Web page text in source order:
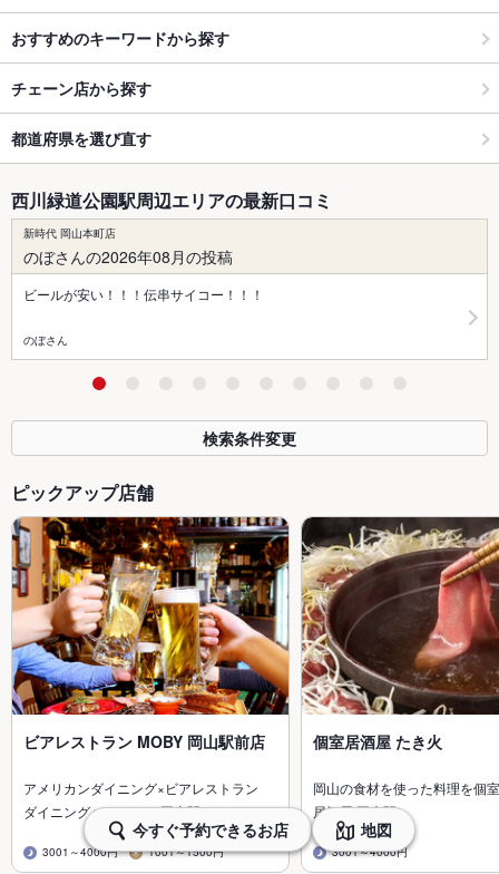
おすすめのキーワードから探す
チェーン店から探す
都道府県を選び直す
西川緑道公園駅周辺エリアの最新口コミ
新時代 岡山本町店
のぼさんの2026年08月の投稿
ビールが安い！！！伝串サイコー！！！
のぼさん
検索条件変更
ピックアップ店舗
ビアレストラン MOBY 岡山駅前店
アメリカンダイニング×ビアレストラン
ダイニングバー・バル/岡山駅
3001～4000円 1001～1500円
個室居酒屋 たき火
岡山の食材を使った料理を個
居酒屋/岡山駅
3001～4000円
今すぐ予約できるお店 地図